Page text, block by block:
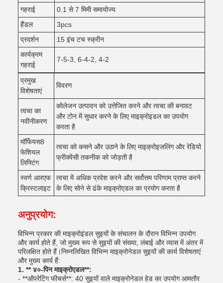
गहराई
0.1 से 7 मिमी समायोज्य
हैंडल
3pcs
प्रदर्शन
15 इंच टच स्क्रीन
कार्यक्रम
गहराई
7-5-3, 6-4-2, 4-2
प्रमुख
विशेषताएं
विवरण
त्वचा का
नवीनीकरण
कोलेजन उत्पादन को उत्तेजित करने और त्वचा की बनावट
और टोन में सुधार करने के लिए माइक्रोइडल का उपयोग
करता है
मॉर्फियस8
फेशियल
लिफ्टिंग
त्वचा को कसने और उठाने के लिए माइक्रोइजलिंग और रेडियो
फ्रीक्वेंसी तकनीक को जोड़ती है
स्वर्ण आरएफ
क्रिस्टलाइट
त्वचा में अधिक प्रवेश करने और सर्वोत्तम परिणाम प्राप्त करने
के लिए सोने से ढंके माइक्रोएडल का प्रयोग करता है
अनुप्रयोग:
विभिन्न प्रकार की माइक्रोइंडल सुइयों के संचालन के दौरान विभिन्न उपयोग
और कार्य होते हैं, जो मुख्य रूप से सुइयों की संख्या, लंबाई और व्यास में अंतर में
परिलक्षित होते हैं।निम्नलिखित विभिन्न माइक्रोनेडल सुइयों की कार्य विशेषताएं
और मुख्य कार्य हैं:
1. ** ४०-पिन माइक्रोएडल**:
- **ऑपरेटिंग फीचर्स**: 40 सुइयों वाले माइक्रोनेडल हेड का उपयोग आमतौर